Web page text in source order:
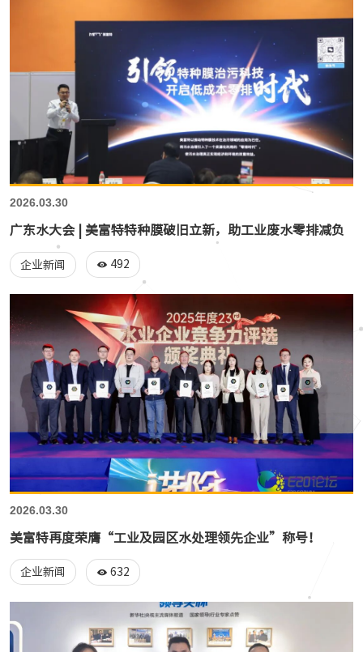
2026.03.30
广东水大会 | 美富特特种膜破旧立新，助工业废水零排减负
企业新闻 492
2026.03.30
美富特再度荣膺“工业及园区水处理领先企业”称号！
企业新闻 632